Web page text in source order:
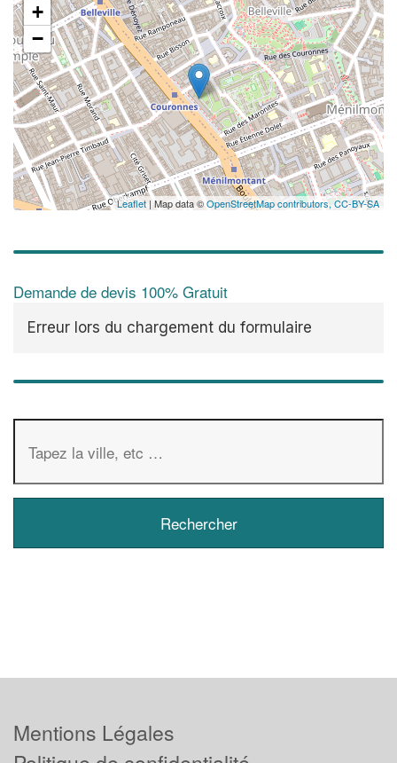
+
−
Leaflet | Map data ©OpenStreetMap contributors,CC-BY-SA
Demande de devis 100% Gratuit
Erreur lors du chargement du formulaire
✕
Mentions Légales